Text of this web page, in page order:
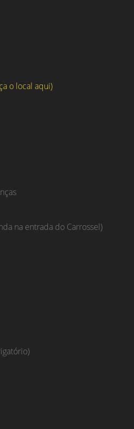
o local aqui)
na entrada do Carrossel)